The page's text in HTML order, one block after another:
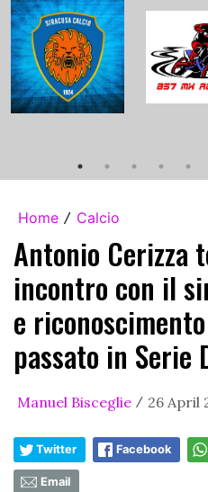
Home / Calcio
Antonio Cerizza
incontro con il
e
passato in Serie
Manuel Bisceglie / 26 April
Twitter Facebook
Email